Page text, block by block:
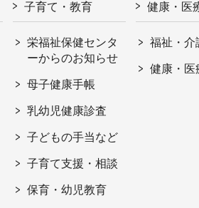
子育て・教育
栄福祉保健センタ
ーからのお知らせ
母子健康手帳
乳幼児健康診査
子どもの手当など
子育て支援・相談
保育・幼児教育
健康・医
福祉・介
健康・医